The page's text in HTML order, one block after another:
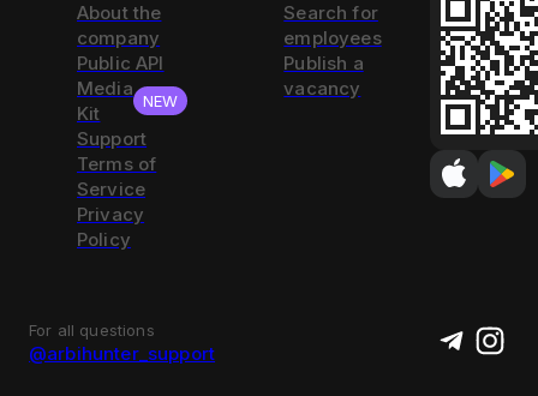
About the
company
Public API
Media
Kit
NEW
Support
Terms of
Service
Privacy
Policy
Search for
employees
Publish a
vacancy
For all questions
@arbihunter_support